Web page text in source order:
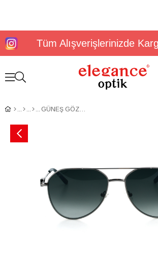
Tüm Alışverişlerinizde
GÜNEŞ GÖZLÜĞÜ DUNLOP DG 3660 C2